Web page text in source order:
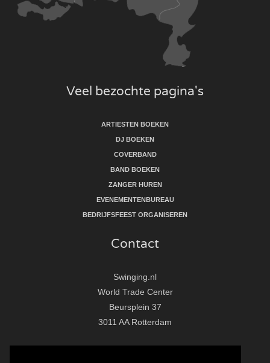
Veel bezochte pagina's
ARTIESTEN BOEKEN
DJ BOEKEN
COVERBAND
BAND BOEKEN
ZANGER HUREN
EVENEMENTENBUREAU
BEDRIJFSFEEST ORGANISEREN
Contact
Swinging.nl
World Trade Center
Beursplein 37
3011 AA Rotterdam